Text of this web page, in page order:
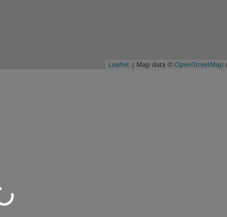
Leaflet | Map data © OpenStreetMap